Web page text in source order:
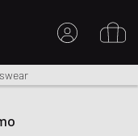
IL MIO ACCOUNT
da 100€